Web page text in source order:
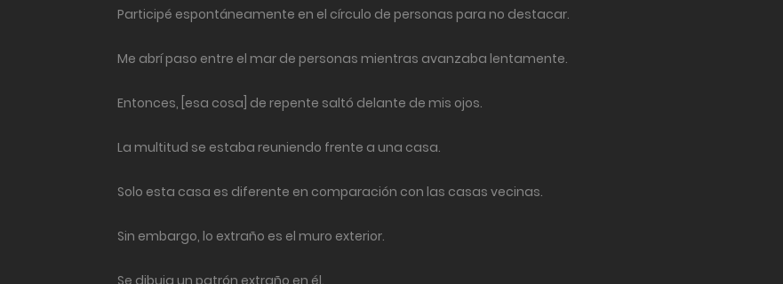
Participé espontáneamente en el círculo de personas para no destacar.
Me abrí paso entre el mar de personas mientras avanzaba lentamente.
Entonces, [esa cosa] de repente saltó delante de mis ojos.
La multitud se estaba reuniendo frente a una casa.
Solo esta casa es diferente en comparación con las casas vecinas.
Sin embargo, lo extraño es el muro exterior.
Se dibuja un patrón extraño en él.